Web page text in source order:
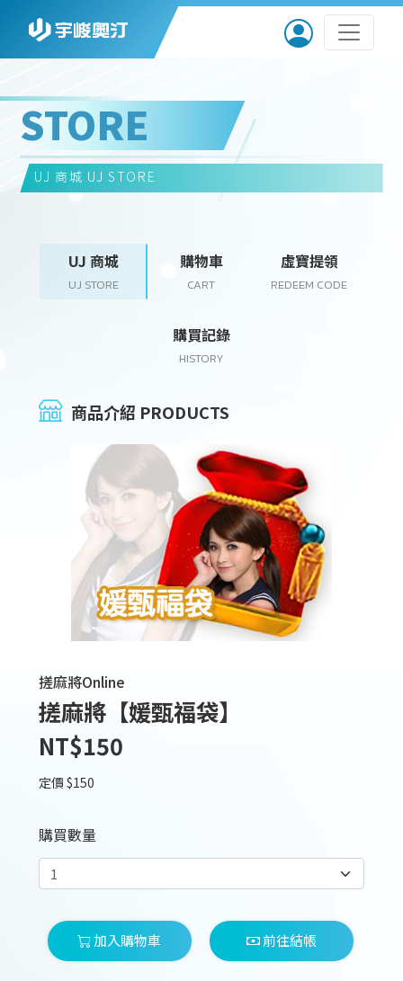
STORE
UJ 商城 UJ STORE
UJ 商城
UJ STORE
購物車
CART
虛寶提領
REDEEM CODE
購買記錄
HISTORY
商品介紹 PRODUCTS
搓麻將Online
搓麻將【媛甄福袋】
NT$150
定價 $150
購買數量
加入購物車 前往結帳